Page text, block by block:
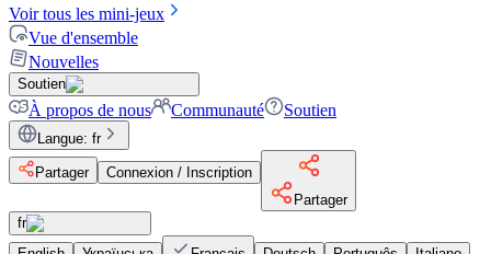
Voir tous les mini-jeux
Vue d'ensemble
Nouvelles
Soutien
À propos de nous Communauté Soutien
Langue: fr
Partager
Connexion / Inscription
Partager
fr